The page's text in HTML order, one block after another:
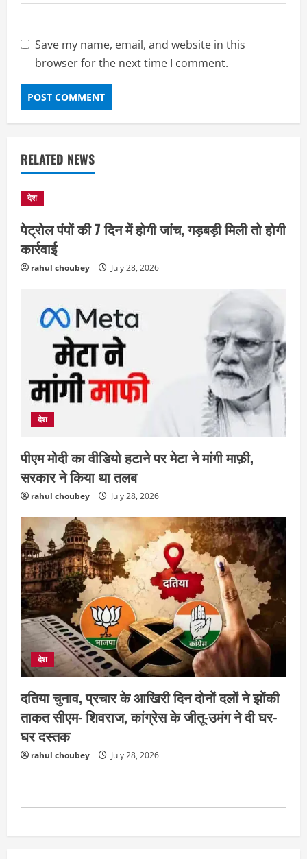
Save my name, email, and website in this
browser for the next time I comment.
RELATED NEWS
देश
पेट्रोल पंपों की 7 दिन में होगी जांच, गड़बड़ी मिली तो होगी
कार्रवाई
rahul choubey July 28, 2026
देश
पीएम मोदी का वीडियो हटाने पर मेटा ने मांगी माफ़ी,
सरकार ने किया था तलब
rahul choubey July 28, 2026
देश
दतिया चुनाव, प्रचार के आखिरी दिन दोनों दलों ने झोंकी
ताकत सीएम- शिवराज, कांग्रेस के जीतू-उमंग ने दी घर-
घर दस्तक
rahul choubey July 28, 2026
छत्तीसगढ़ राज्य
रायपुर में “लक्ष्य” द्वारा भव्य प्रतिभा सम्मान एवं
करियर मार्गदर्शन कार्यक्रम संपन्न
3
छत्तीसगढ़ राज्य लाइफ स्टाइल
भोरमदेव कॉरिडोर को मिलेगी रफ्तार, लालपुर–
सरोधा मार्ग के चौड़ीकरण का इंतजार
August 5, 2026
4
छत्तीसगढ़
शंकराचार्य अविमुक्तेश्वरानंद का चातुर्मास्य ग्राम
सलधा में
July 28, 2026
5
छत्तीसगढ़
संस्कृत विद्यालय में आधी रात लगी भीषण आग,
मची अफरा- तफरी
July 28, 2026
ग्रेटर नोएडा में दूषित पानी पीने से 100 से ज्यादा
लोग बीमार
रायपुर में “लक्ष्य” द्वारा भव्य प्रतिभा सम्मान एवं